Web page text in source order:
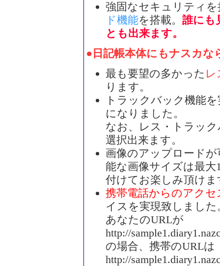
強固なセキュリティを
ド機能を搭載。 誰にも
とも出来ます。
●日記帳本体にもナスカな
最も要望の多かった レ
ります。
トラックバック機能
になりました。
なお、レス・トラッ
選択出来ます。
画像のアップロード
能な画像サイズは最大
付けてお楽しみ頂けま
携帯電話からのアクセ
イスを実現致しました
あなたのURLが
http://
の場合、携帯のURLは
http://